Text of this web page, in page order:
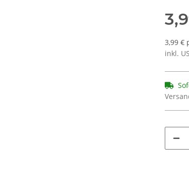
3,99 €
inkl.